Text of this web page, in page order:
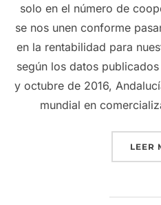
solo en el número de
se nos unen conforme
en la rentabilidad para
según los datos
y octubre de 2016,
mundial en
LEER